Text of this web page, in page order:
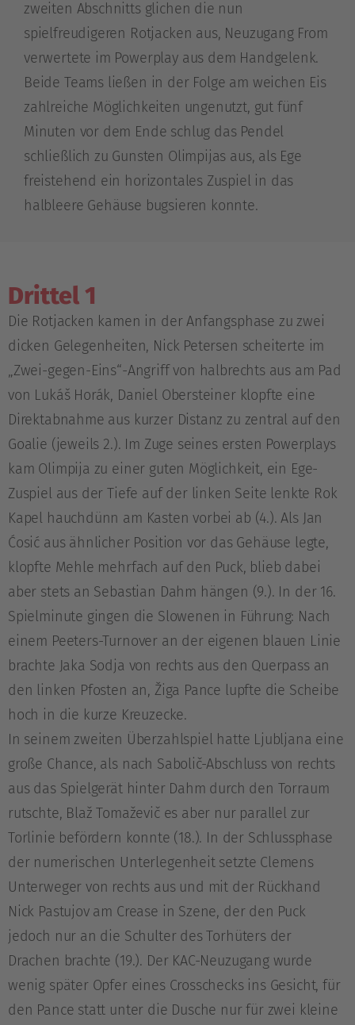
zweiten Abschnitts glichen die nun
spielfreudigeren Rotjacken aus, Neuzugang From
verwertete im Powerplay aus dem Handgelenk.
Beide Teams ließen in der Folge am weichen Eis
zahlreiche Möglichkeiten ungenutzt, gut fünf
Minuten vor dem Ende schlug das Pendel
schließlich zu Gunsten Olimpijas aus, als Ege
freistehend ein horizontales Zuspiel in das
halbleere Gehäuse bugsieren konnte.
Drittel 1
Die Rotjacken kamen in der Anfangsphase zu zwei
dicken Gelegenheiten, Nick Petersen scheiterte im
„Zwei-gegen-Eins“-Angriff von halbrechts aus am Pad
von Lukáš Horák, Daniel Obersteiner klopfte eine
Direktabnahme aus kurzer Distanz zu zentral auf den
Goalie (jeweils 2.). Im Zuge seines ersten Powerplays
kam Olimpija zu einer guten Möglichkeit, ein Ege-
Zuspiel aus der Tiefe auf der linken Seite lenkte Rok
Kapel hauchdünn am Kasten vorbei ab (4.). Als Jan
Ćosić aus ähnlicher Position vor das Gehäuse legte,
klopfte Mehle mehrfach auf den Puck, blieb dabei
aber stets an Sebastian Dahm hängen (9.). In der 16.
Spielminute gingen die Slowenen in Führung: Nach
einem Peeters-Turnover an der eigenen blauen Linie
brachte Jaka Sodja von rechts aus den Querpass an
den linken Pfosten an, Žiga Pance lupfte die Scheibe
hoch in die kurze Kreuzecke.
In seinem zweiten Überzahlspiel hatte Ljubljana eine
große Chance, als nach Sabolič-Abschluss von rechts
aus das Spielgerät hinter Dahm durch den Torraum
rutschte, Blaž Tomaževič es aber nur parallel zur
Torlinie befördern konnte (18.). In der Schlussphase
der numerischen Unterlegenheit setzte Clemens
Unterweger von rechts aus und mit der Rückhand
Nick Pastujov am Crease in Szene, der den Puck
jedoch nur an die Schulter des Torhüters der
Drachen brachte (19.). Der KAC-Neuzugang wurde
wenig später Opfer eines Crosschecks ins Gesicht, für
den Pance statt unter die Dusche nur für zwei kleine